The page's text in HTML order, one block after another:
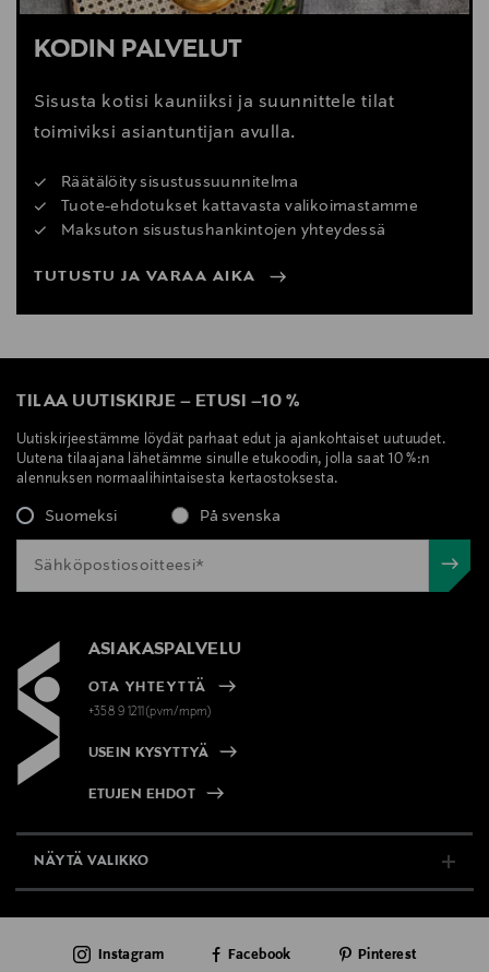
KODIN PALVELUT
Sisusta kotisi kauniiksi ja suunnittele tilat
toimiviksi asiantuntijan avulla.
Räätälöity sisustussuunnitelma
Tuote-ehdotukset kattavasta valikoimastamme
Maksuton sisustushankintojen yhteydessä
TUTUSTU JA VARAA AIKA
TILAA UUTISKIRJE – ETUSI –10 %
Uutiskirjeestämme löydät parhaat edut ja ajankohtaiset uutuudet.
Uutena tilaajana lähetämme sinulle etukoodin, jolla saat 10 %:n
alennuksen normaalihintaisesta kertaostoksesta.
Suomeksi På svenska
ASIAKASPALVELU
OTA YHTEYTTÄ
+358 9 1211(pvm/mpm)
USEIN KYSYTTYÄ
ETUJEN EHDOT
NÄYTÄ VALIKKO
AJANKOHTAISTA
Instagram Facebook Pinterest